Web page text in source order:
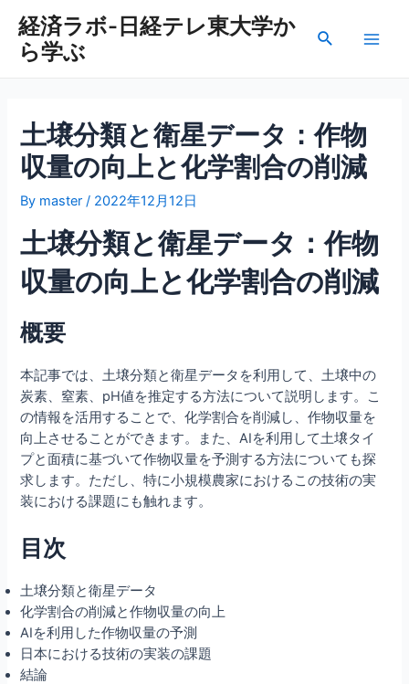
経済ラボ-日経テレ東大学か
ら学ぶ
検
土壌分類と衛星データ：作物
収量の向上と化学割合の削減
By master / 2022年12月12日
土壌分類と衛星データ：作物
収量の向上と化学割合の削減
概要
本記事では、土壌分類と衛星データを利用して、土壌中の
炭素、窒素、pH値を推定する方法について説明します。こ
の情報を活用することで、化学割合を削減し、作物収量を
向上させることができます。また、AIを利用して土壌タイ
プと面積に基づいて作物収量を予測する方法についても探
求します。ただし、特に小規模農家におけるこの技術の実
装における課題にも触れます。
目次
土壌分類と衛星データ
化学割合の削減と作物収量の向上
AIを利用した作物収量の予測
日本における技術の実装の課題
結論